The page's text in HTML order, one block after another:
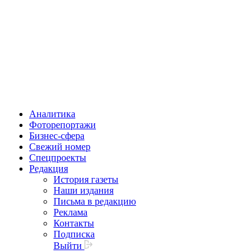
Аналитика
Фоторепортажи
Бизнес-сфера
Свежий номер
Спецпроекты
Редакция
История газеты
Наши издания
Письма в редакцию
Реклама
Контакты
Подписка
Выйти